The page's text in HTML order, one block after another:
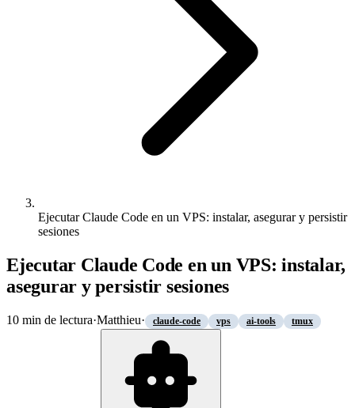
Ejecutar Claude Code en un VPS: instalar, asegurar y persistir
sesiones
Ejecutar Claude Code en un VPS: instalar,
asegurar y persistir sesiones
10 min de lectura·Matthieu· claude-code vps ai-tools tmux